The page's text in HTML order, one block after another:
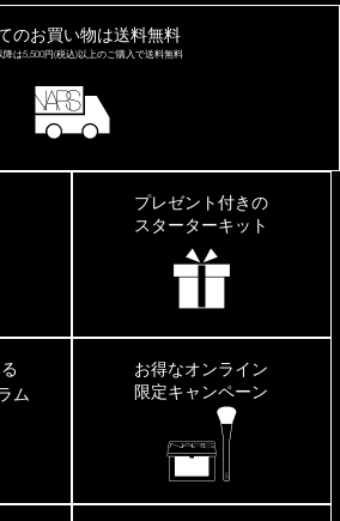
のお買い物は送料無料
降は5,500円(税込)以上のご購入で送料無料
プレゼント付きの
スターターキット
ム
お得なオンライン
限定キャンペーン